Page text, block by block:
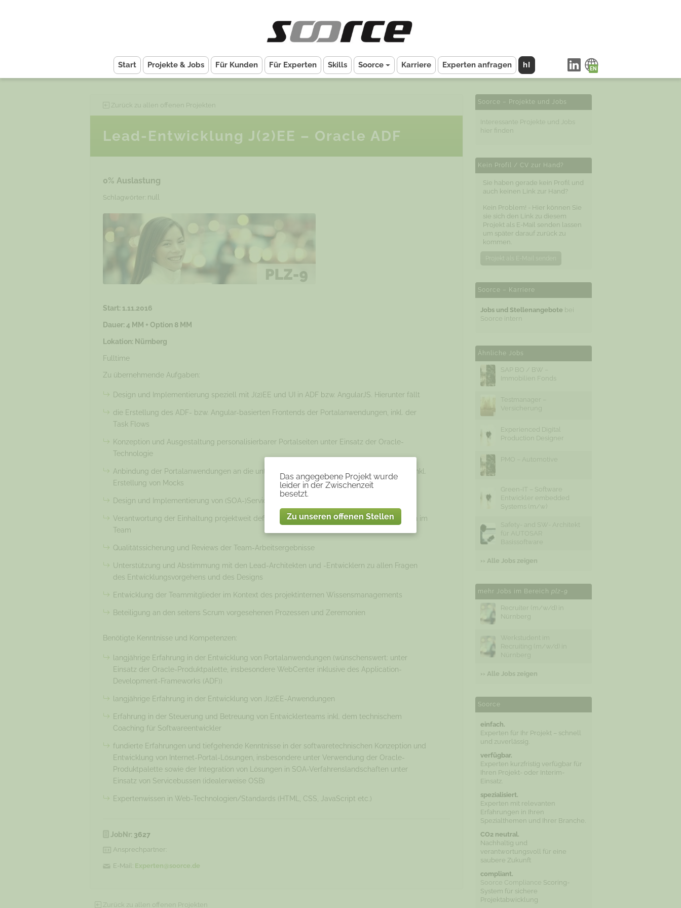
Das angegebene Projekt wurde
leider in der Zwischenzeit
besetzt.
Zu unseren offenen Stellen
Start Projekte & Jobs Für Kunden Für Experten Skills Soorce Karriere Experten anfragen hI
Zurück zu allen offenen Projekten
Lead-Entwicklung J(2)EE – Oracle ADF
0% Auslastung
Schlagwörter: null
Start: 1.11.2016
Dauer: 4 MM + Option 8 MM
Lokation: Nürnberg
Fulltime
Zu übernehmende Aufgaben:
Design und Implementierung speziell mit J(2)EE und UI in ADF bzw. AngularJS. Hierunter fällt
die Erstellung des ADF- bzw. Angular-basierten Frontends der Portalanwendungen, inkl. der
Task Flows
Konzeption und Ausgestaltung personalisierbarer Portalseiten unter Einsatz der Oracle-
Technologie
Anbindung der Portalanwendungen an die unternehmenseigene SOA-Service-Landschaft, inkl.
Erstellung von Mocks
Design und Implementierung von (SOA-)Services
Verantwortung der Einhaltung projektweit definierter Architektur und Designentscheidungen im
Team
Qualitätssicherung und Reviews der Team-Arbeitsergebnisse
Unterstützung und Abstimmung mit den Lead-Architekten und -Entwicklern zu allen Fragen
des Entwicklungsvorgehens und des Designs
Entwicklung der Teammitglieder im Kontext des projektinternen Wissensmanagements
Beteiligung an den seitens Scrum vorgesehenen Prozessen und Zeremonien
Benötigte Kenntnisse und Kompetenzen:
langjährige Erfahrung in der Entwicklung von Portalanwendungen (wünschenswert: unter
Einsatz der Oracle-Produktpalette, insbesondere WebCenter inklusive des Application-
Development-Frameworks (ADF))
langjährige Erfahrung in der Entwicklung von J(2)EE-Anwendungen
Erfahrung in der Steuerung und Betreuung von Entwicklerteams inkl. dem technischem
Coaching für Softwareentwickler
fundierte Erfahrungen und tiefgehende Kenntnisse in der softwaretechnischen Konzeption und
Entwicklung von Internet-Portal-Lösungen, insbesondere unter Verwendung der Oracle-
Produktpalette sowie der Integration von Lösungen in SOA-Verfahrenslandschaften unter
Einsatz von Servicebussen (idealerweise OSB)
Expertenwissen in Web-Technologien/Standards (HTML, CSS, JavaScript etc.)
JobNr: 3627
Ansprechpartner:
E-Mail: Experten@soorce.de
Zurück zu allen offenen Projekten
Soorce – Projekte und Jobs
Interessante Projekte und Jobs
hier finden
Kein Profil / CV zur Hand?
Sie haben gerade kein Profil und
auch keinen Link zur Hand?
Kein Problem! - Hier können Sie
sie sich den Link zu diesem
Projekt als E-Mail senden lassen
um später darauf zurück zu
kommen.
Soorce – Karriere
Jobs und Stellenangebote bei
Soorce intern
Ähnliche Jobs
SAP BO / BW –
Immobilien Fonds
Testmanager –
Versicherung
Experienced Digital
Production Designer
PMO – Automotive
Green-IT – Software
Entwickler embedded
Systems (m/w)
Safety- and SW- Architekt
für AUTOSAR
Basissoftware
›› Alle Jobs zeigen
mehr Jobs im Bereich plz-9
Recruiter (m/w/d) in
Nürnberg
Werkstudent im
Recruiting (m/w/d) in
Nürnberg
›› Alle Jobs zeigen
Soorce
einfach.
Experten für Ihr Projekt – schnell
und zuverlässig.
verfügbar.
Experten kurzfristig verfügbar für
Ihren Projekt- oder Interim-
Einsatz.
spezialisiert.
Experten mit relevanten
Erfahrungen in Ihren
Spezialthemen und Ihrer Branche.
CO2 neutral.
Nachhaltig und
verantwortungsvoll für eine
saubere Zukunft
compliant.
Soorce Compliance Scoring-
System für sichere
Projektabwicklung